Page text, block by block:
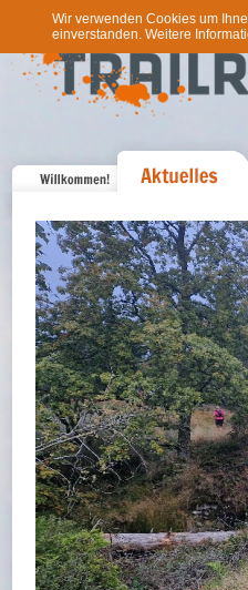
Wir verwenden Cookies um
einverstanden. Weitere